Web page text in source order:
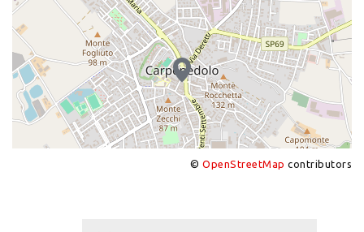
© OpenStreetMap contributors